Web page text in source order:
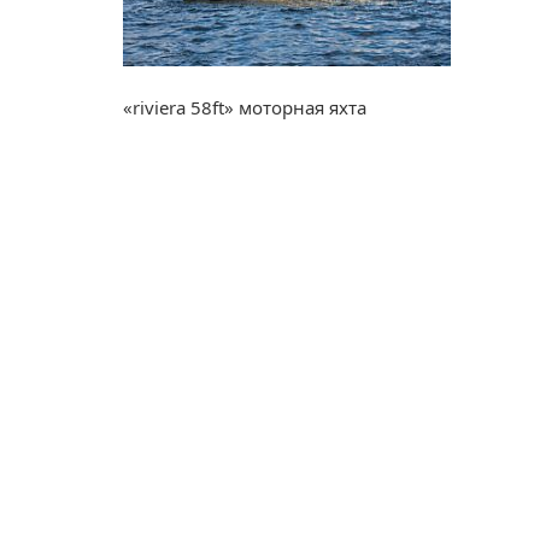
«riviera 58ft» моторная яхта